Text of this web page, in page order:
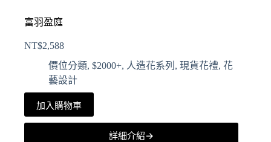
富羽盈庭
NT$2,588
價位分類, $2000+, 人造花系列 , 現貨花禮, 花
藝設計
加入購物車
詳細介紹→